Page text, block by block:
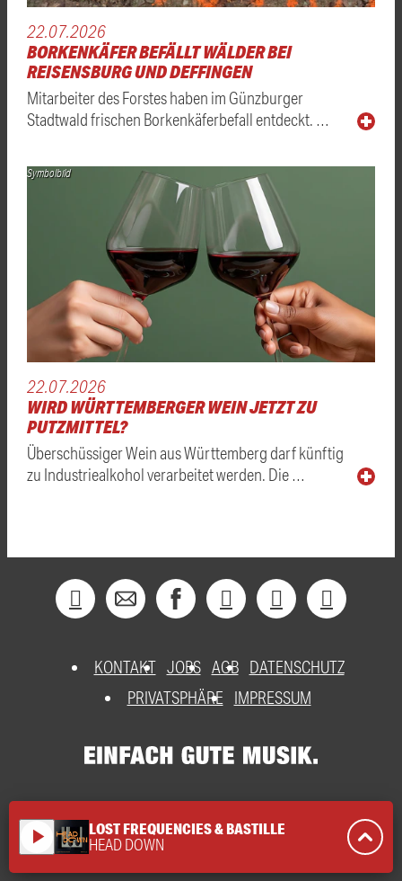
22.07.2026
BORKENKÄFER BEFÄLLT WÄLDER BEI
REISENSBURG UND DEFFINGEN
Mitarbeiter des Forstes haben im Günzburger
Stadtwald frischen Borkenkäferbefall entdeckt. …
Symbolbild
22.07.2026
WIRD WÜRTTEMBERGER WEIN JETZT ZU
PUTZMITTEL?
Überschüssiger Wein aus Württemberg darf künftig
zu Industriealkohol verarbeitet werden. Die …
KONTAKT JOBS AGB DATENSCHUTZ
PRIVATSPHÄRE
IMPRESSUM
play_arrow LOST FREQUENCIES & BASTILLE
HEAD DOWN